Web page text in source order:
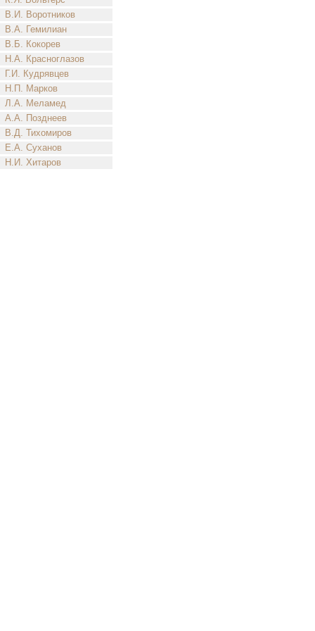
В.И. Воротников
В.А. Гемилиан
В.Б. Кокорев
Н.А. Красноглазов
Г.И. Кудрявцев
Н.П. Марков
Л.А. Меламед
А.А. Позднеев
В.Д. Тихомиров
Е.А. Суханов
Н.И. Хитаров